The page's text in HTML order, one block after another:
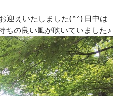
迎えいたしました(^^) 日中は
ちの良い風が吹いていました♪